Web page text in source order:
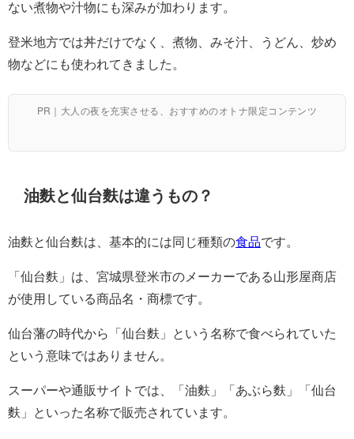
ない煮物や汁物にも深みが加わります。
登米地方では丼だけでなく、煮物、みそ汁、うどん、炒め
物などにも使われてきました。
PR｜大人の夜を充実させる、おすすめのオトナ限定コンテンツ
油麩と仙台麩は違うもの？
油麩と仙台麩は、基本的には同じ種類の食品です。
「仙台麩」は、宮城県登米市のメーカーである山形屋商店
が使用している商品名・商標です。
仙台藩の時代から「仙台麩」という名称で食べられていた
という意味ではありません。
スーパーや通販サイトでは、「油麩」「あぶら麩」「仙台
麩」といった名称で販売されています。